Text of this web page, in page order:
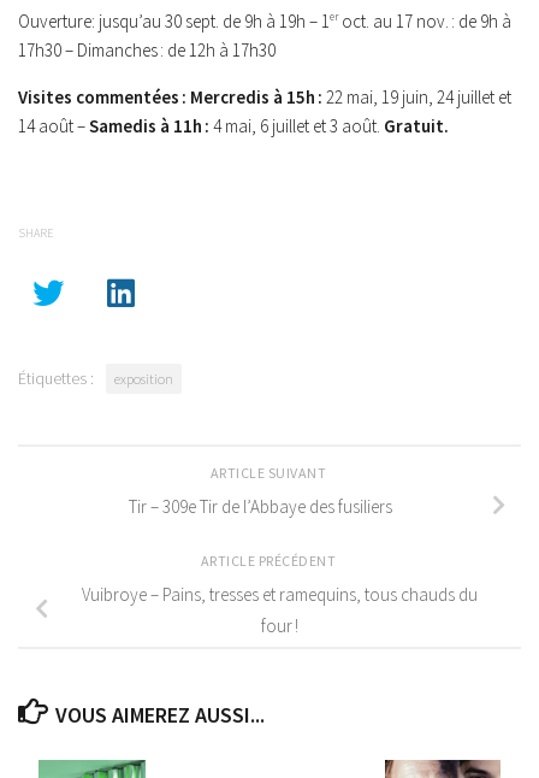
Ouverture: jusqu’au 30 sept. de 9h à 19h – 1eroct. au 17 nov. : de 9h à
17h30 – Dimanches : de 12h à 17h30
Visites commentées : Mercredis à 15h : 22 mai, 19 juin, 24 juillet et
14 août –Samedis à 11h : 4 mai, 6 juillet et 3 août. Gratuit.
SHARE
Étiquettes : exposition
ARTICLE SUIVANT
Tir – 309e Tir de l’Abbaye des fusiliers
ARTICLE PRÉCÉDENT
Vuibroye – Pains, tresses et ramequins, tous chauds du
four !
VOUS AIMEREZ AUSSI...